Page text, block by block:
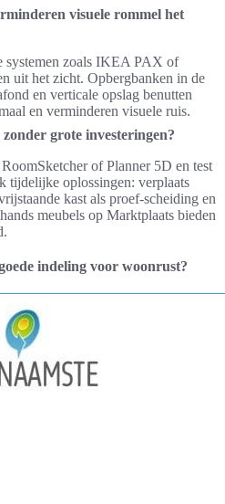
visuele rommel het
systemen zoals IKEA PAX of
uit het zicht. Opbergbanken in de
en verticale opslag benutten
en verminderen visuele ruis.
grote investeringen?
of Planner 5D en test
tijdelijke oplossingen: verplaats
kast als proef-scheiding en
meubels op Marktplaats bieden
indeling voor woonrust?